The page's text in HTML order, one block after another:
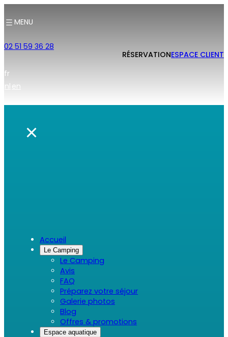
MENU
02 51 59 36 28
fr
nl en
RÉSERVATIONESPACE CLIENT
Accueil
Le Camping
Le Camping
Avis
FAQ
Préparez votre séjour
Galerie photos
Blog
Offres & promotions
Espace aquatique